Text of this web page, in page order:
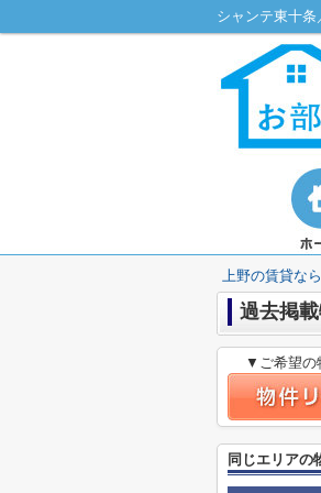
シャンテ東十
上野の賃貸な
過去掲
▼ご希望の
同じエリアの